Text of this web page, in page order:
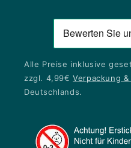
Alle Preise inklusive
zzgl. 4,99€Verpackung &
Deutschlands.